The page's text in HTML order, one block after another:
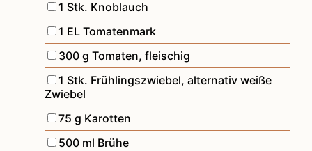
▢
1 Stk. Knoblauch
▢
1 EL Tomatenmark
▢
300 g Tomaten, fleischig
▢
1 Stk. Frühlingszwiebel,alternativ weiße
Zwiebel
▢
75 g Karotten
▢
500 ml Brühe